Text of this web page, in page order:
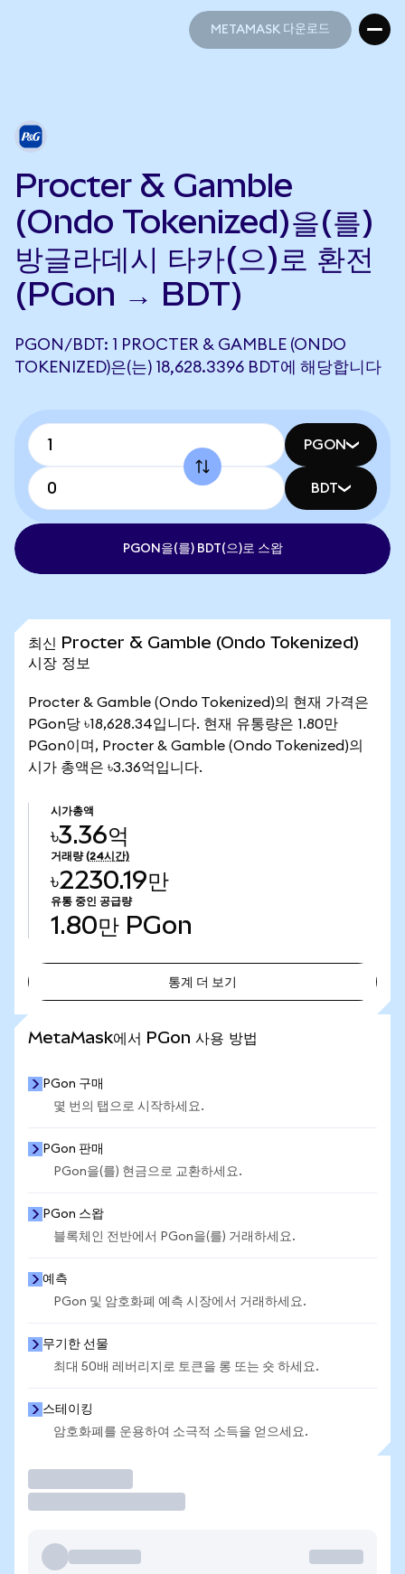
METAMASK 다운로드
Procter & Gamble
(Ondo Tokenized)을(를)
방글라데시 타카(으)로 환전
(PGon → BDT)
PGON/BDT: 1 PROCTER & GAMBLE (ONDO
TOKENIZED)은(는) 18,628.3396 BDT에 해당합니다
PGON
BDT
PGON을(를) BDT(으)로 스왑
최신 Procter & Gamble (Ondo Tokenized)
시장 정보
Procter & Gamble (Ondo Tokenized)의 현재 가격은
PGon당 ৳18,628.34입니다. 현재 유통량은 1.80만
PGon이며, Procter & Gamble (Ondo Tokenized)의
시가 총액은 ৳3.36억입니다.
시가총액
৳3.36억
거래량 (24시간)
৳2230.19만
유통 중인 공급량
1.80만 PGon
통계 더 보기
MetaMask에서 PGon 사용 방법
PGon 구매
몇 번의 탭으로 시작하세요.
PGon 판매
PGon을(를) 현금으로 교환하세요.
PGon 스왑
블록체인 전반에서 PGon을(를) 거래하세요.
예측
PGon 및 암호화폐 예측 시장에서 거래하세요.
무기한 선물
최대 50배 레버리지로 토큰을 롱 또는 숏 하세요.
스테이킹
암호화폐를 운용하여 소극적 소득을 얻으세요.